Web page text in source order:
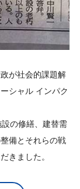
が社会的課題解
シャル インパク
の修繕、建替需
備とそれらの戦
きました。